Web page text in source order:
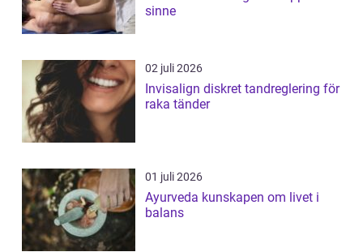
sinne
02 juli 2026
Invisalign diskret tandreglering för
raka tänder
01 juli 2026
Ayurveda kunskapen om livet i
balans